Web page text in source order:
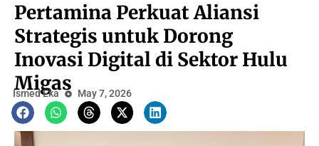
Pertamina Perkuat Aliansi
Strategis untuk Dorong
Inovasi Digital di Sektor Hulu
Migas
Ismed Eka May 7, 2026